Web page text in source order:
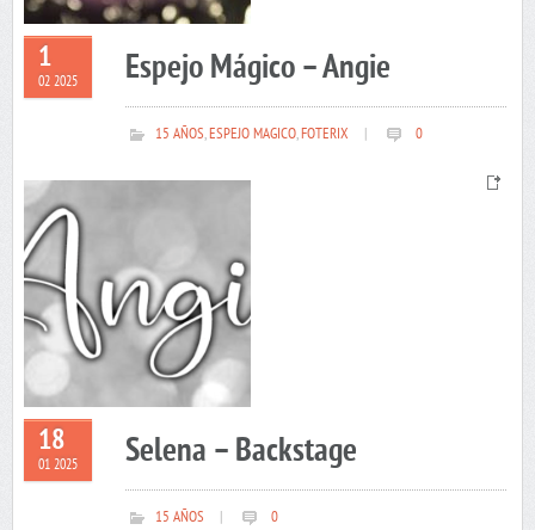
1
02 2025 Espejo Mágico – Angie
15 AÑOS,ESPEJO MAGICO,FOTERIX 0
18
01 2025 Selena – Backstage
15 AÑOS 0